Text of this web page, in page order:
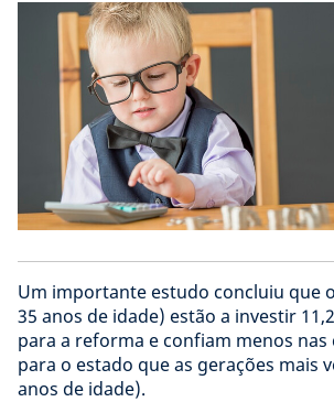
Um importante estudo concluiu que
35 anos de idade) estão a investir
para a reforma e confiam menos
para o estado que as gerações mais
anos de idade).